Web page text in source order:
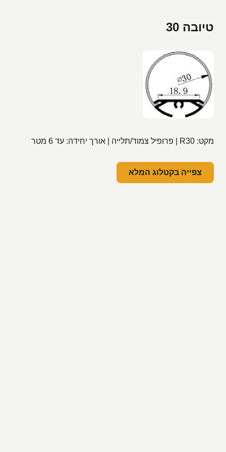
טיובה 30
מקט: R30 | פרופיל צמוד/תלייה | אורך יחידה: עד 6 מטר
צפייה בקטלוג המלא